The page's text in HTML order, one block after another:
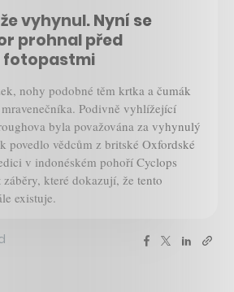
vyhynul. Nyní se
prohnal před
fotopastmi
nohy podobné těm krtka a čumák
Podivně vyhlížející
byla považována za vyhynulý
povedlo vědcům z britské Oxfordské
v indonéském pohoří Cyclops
které dokazují, že tento
existuje.